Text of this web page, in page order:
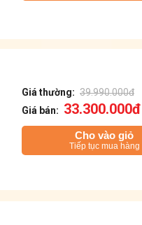
Giá thường: 39.990.000đ
Giá bán: 33.300.000đ
Cho vào giỏ
Tiếp tục mua hàng